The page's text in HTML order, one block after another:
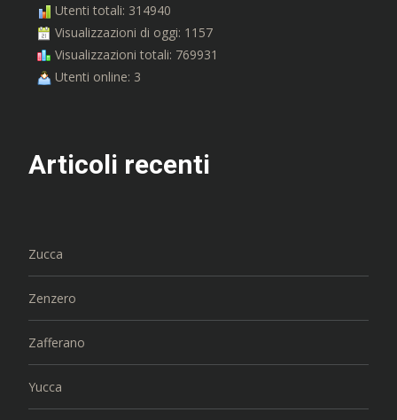
Utenti totali: 314940
Visualizzazioni di oggi: 1157
Visualizzazioni totali: 769931
Utenti online: 3
Articoli recenti
Zucca
Zenzero
Zafferano
Yucca